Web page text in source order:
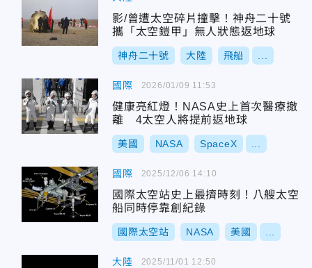
影/曾遭太空碎片撞擊！神舟二十號
攜「太空鎧甲」無人狀態返地球
神舟二十號 大陸 飛船
國際
健康亮紅燈！NASA史上首次醫療撤
離 4太空人將提前返地球
美國 NASA SpaceX
2026/01/09 11:53
國際
國際太空站史上最擠時刻！八艘太空
船同時停靠創紀錄
國際太空站 NASA 美國
2025/12/06 14:10
大陸 2025/11/01 12:50